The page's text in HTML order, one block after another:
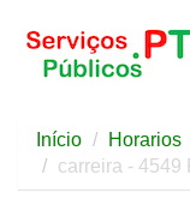
Início
Horarios
carreira - 4549